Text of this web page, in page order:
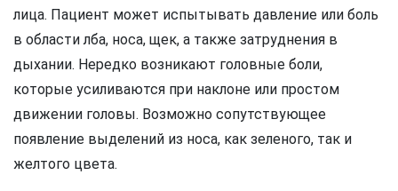
лица. Пациент может испытывать давление или боль
в области лба, носа, щек, а также затруднения в
дыхании. Нередко возникают головные боли,
которые усиливаются при наклоне или простом
движении головы. Возможно сопутствующее
появление выделений из носа, как зеленого, так и
желтого цвета.